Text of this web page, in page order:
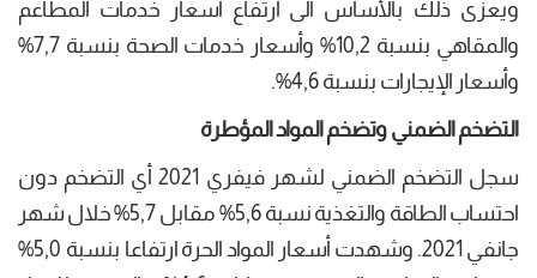
ويعزى ذلك بالأساس الى ارتفاع أسعار خدمات المطاعم
والمقاهي بنسبة 10,2% وأسعار خدمات الصحة بنسبة 7,7%
وأسعار الإيجارات بنسبة 4,6%.
التضخم الضمني وتضخم المواد المؤطرة
سجل التضخم الضمني لشهر فيفري 2021 أي التضخم دون
احتساب الطاقة والتغذية نسبة 5,6% مقابل 5,7% خلال شهر
جانفي 2021. وشهدت أسعار المواد الحرة ارتفاعا بنسبة 5,0%